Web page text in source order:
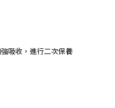
吸收，進行二次保養